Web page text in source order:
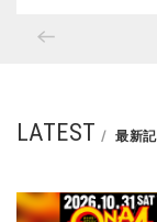
LATEST 最新